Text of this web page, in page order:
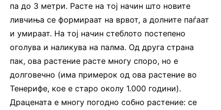
па до 3 метри. Расте на тој начин што новите
ливчиња се формираат на врвот, а долните паѓаат
и умираат. На тој начин стеблото постепено
оголува и наликува на палма. Од друга страна
пак, ова растение расте многу споро, но е
долговечно (има примерок од ова растение во
Тенерифе, кое е старо околу 1.000 години).
Драцената е многу погодно собно растение: се